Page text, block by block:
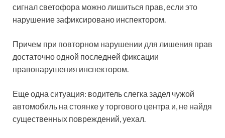
сигнал светофора можно лишиться прав, если это
нарушение зафиксировано инспектором.
Причем при повторном нарушении для лишения прав
достаточно одной последней фиксации
правонарушения инспектором.
Еще одна ситуация: водитель слегка задел чужой
автомобиль на стоянке у торгового центра и, не найдя
существенных повреждений, уехал.